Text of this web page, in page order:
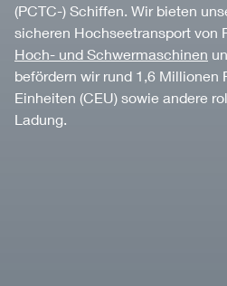
(PCTC-) Schiffen. Wir bieten
sicheren Hochseetransport von
Hoch- und Schwermaschinen
befördern wir rund 1,6 Millionen
Einheiten (CEU) sowie andere
Ladung.